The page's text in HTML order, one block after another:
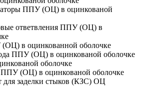
ППУ (ОЦ) в оцинкованой
ответвления ППУ (ОЦ) в
в оцинкованной оболочке
ППУ (ОЦ) в оцинкованой оболочке
оболочке
(ОЦ) в оцинкованой оболочке
заделки стыков (КЗС) ОЦ